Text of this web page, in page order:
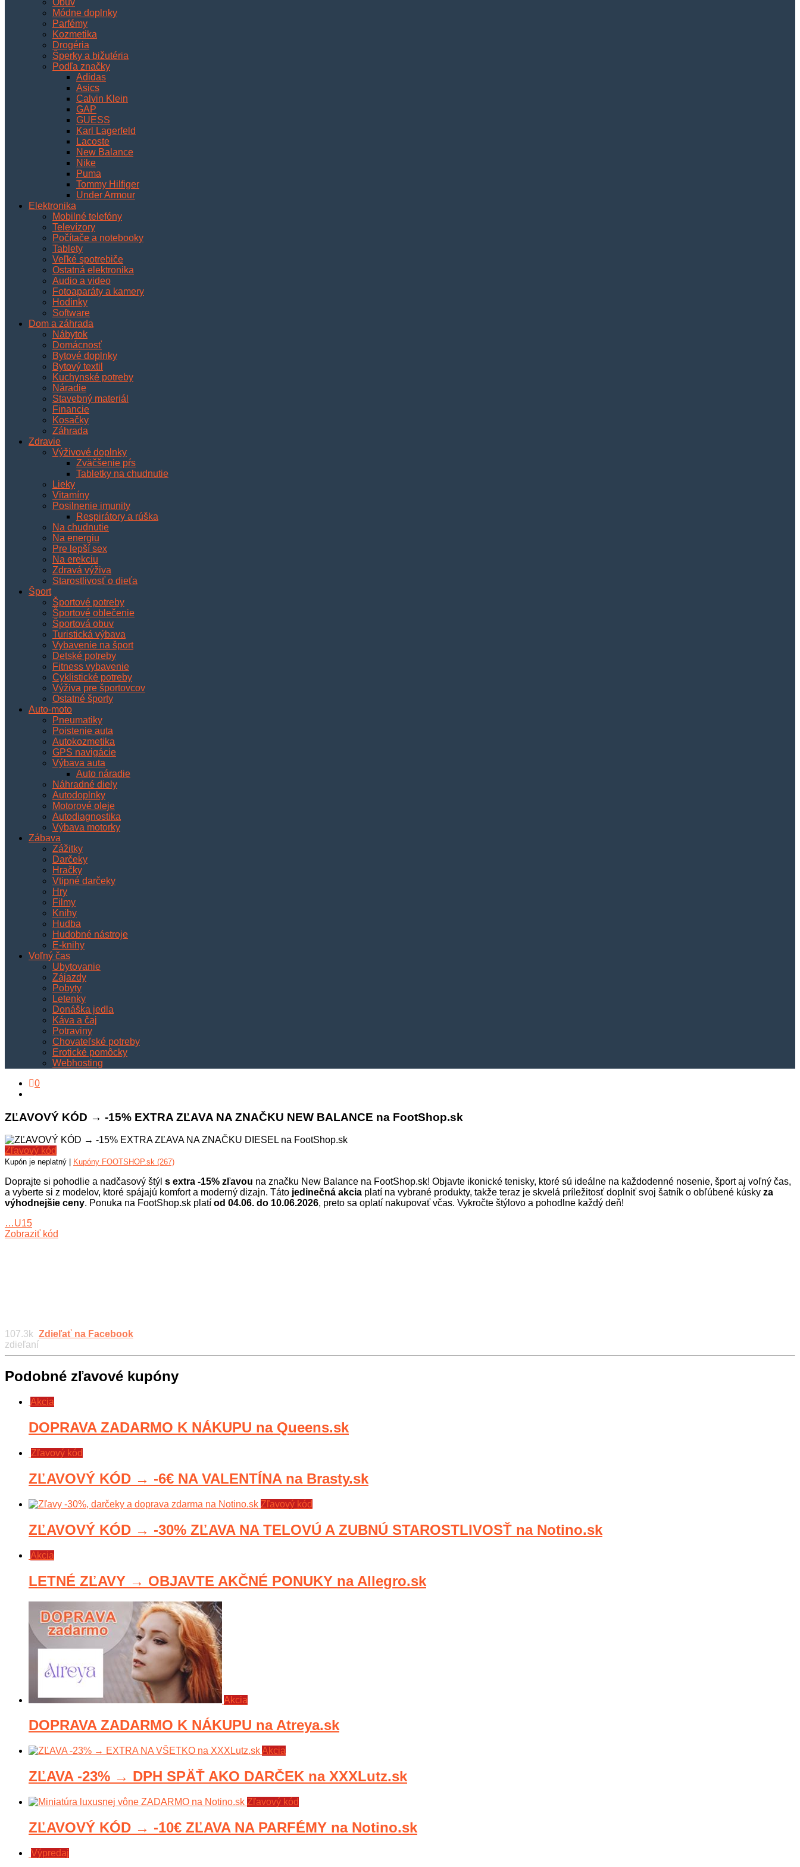
Obuv
Módne doplnky
Parfémy
Kozmetika
Drogéria
Šperky a bižutéria
Podľa značky
Adidas
Asics
Calvin Klein
GAP
GUESS
Karl Lagerfeld
Lacoste
New Balance
Nike
Puma
Tommy Hilfiger
Under Armour
Elektronika
Mobilné telefóny
Televízory
Počítače a notebooky
Tablety
Veľké spotrebiče
Ostatná elektronika
Audio a video
Fotoaparáty a kamery
Hodinky
Software
Dom a záhrada
Nábytok
Domácnosť
Bytové doplnky
Bytový textil
Kuchynské potreby
Náradie
Stavebný materiál
Financie
Kosačky
Záhrada
Zdravie
Výživové doplnky
Zväčšenie pŕs
Tabletky na chudnutie
Lieky
Vitamíny
Posilnenie imunity
Respirátory a rúška
Na chudnutie
Na energiu
Pre lepší sex
Na erekciu
Zdravá výživa
Starostlivosť o dieťa
Šport
Športové potreby
Športové oblečenie
Športová obuv
Turistická výbava
Vybavenie na šport
Detské potreby
Fitness vybavenie
Cyklistické potreby
Výživa pre športovcov
Ostatné športy
Auto-moto
Pneumatiky
Poistenie auta
Autokozmetika
GPS navigácie
Výbava auta
Auto náradie
Náhradné diely
Autodoplnky
Motorové oleje
Autodiagnostika
Výbava motorky
Zábava
Zážitky
Darčeky
Hračky
Vtipné darčeky
Hry
Filmy
Knihy
Hudba
Hudobné nástroje
E-knihy
Voľný čas
Ubytovanie
Zájazdy
Pobyty
Letenky
Donáška jedla
Káva a čaj
Potraviny
Chovateľské potreby
Erotické pomôcky
Webhosting
0
ZĽAVOVÝ KÓD → -15% EXTRA ZĽAVA NA ZNAČKU NEW BALANCE na FootShop.sk
Zľavový kód
Kupón je neplatný | Kupóny FOOTSHOP.sk (267)
Doprajte si pohodlie a nadčasový štýl s extra -15% zľavou na značku New Balance na FootShop.sk! Objavte ikonické tenisky, ktoré sú ideálne na každodenné nosenie, šport aj voľný čas,
a vyberte si z modelov, ktoré spájajú komfort a moderný dizajn. Táto jedinečná akcia platí na vybrané produkty, takže teraz je skvelá príležitosť doplniť svoj šatník o obľúbené kúsky za
výhodnejšie ceny. Ponuka na FootShop.sk platí od 04.06. do 10.06.2026, preto sa oplatí nakupovať včas. Vykročte štýlovo a pohodlne každý deň!
…U15
Zobraziť kód
107.3k
zdieľaní
Zdieľať na Facebook
Podobné zľavové kupóny
Akcia
DOPRAVA ZADARMO K NÁKUPU na Queens.sk
Zľavový kód
ZĽAVOVÝ KÓD → -6€ NA VALENTÍNA na Brasty.sk
Zľavový kód
ZĽAVOVÝ KÓD → -30% ZĽAVA NA TELOVÚ A ZUBNÚ STAROSTLIVOSŤ na Notino.sk
Akcia
LETNÉ ZĽAVY → OBJAVTE AKČNÉ PONUKY na Allegro.sk
Akcia
DOPRAVA ZADARMO K NÁKUPU na Atreya.sk
Akcia
ZĽAVA -23% → DPH SPÄŤ AKO DARČEK na XXXLutz.sk
Zľavový kód
ZĽAVOVÝ KÓD → -10€ ZĽAVA NA PARFÉMY na Notino.sk
Výpredaj